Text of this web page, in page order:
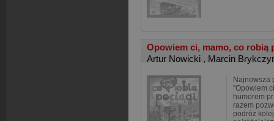
Opowiem ci, mamo, co robią
Artur Nowicki , Marcin
Najnowsza
"Opowiem
humorem
razem
podróż